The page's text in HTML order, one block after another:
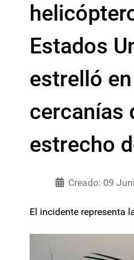
Estados
estrelló
cercanías
estrecho
Creado: 09
El incidente representa